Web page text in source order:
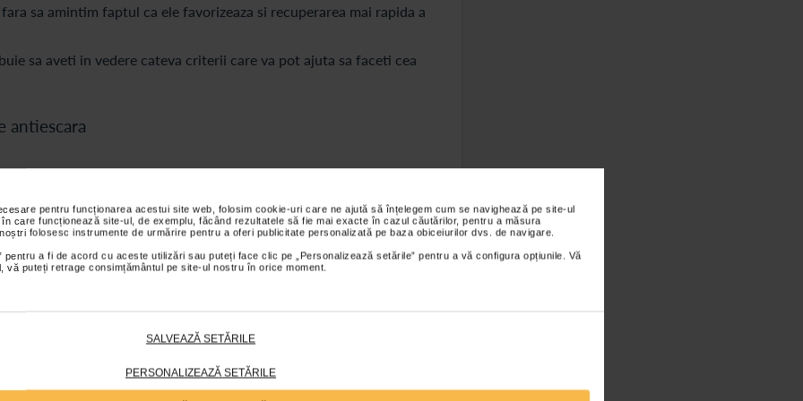
pentru funcționarea acestui site web, folosim cookie-uri care ne ajută să înțelegem cum se navighează pe site-ul
care funcționează site-ul, de exemplu, făcând rezultatele să fie mai exacte în cazul căutărilor, pentru a măsura
folosesc instrumente de urmărire pentru a oferi publicitate personalizată pe baza obiceiurilor dvs. de navigare.
pentru a fi de acord cu aceste utilizări sau puteți face clic pe „Personalizează setările” pentru a vă configura opțiunile. Vă
puteți retrage consimțământul pe site-ul nostru în orice moment.
SALVEAZĂ SETĂRILE
PERSONALIZEAZĂ SETĂRILE
sa amintim faptul ca ele favorizeaza si recuperarea mai rapida a
sa aveti in vedere cateva criterii care va pot ajuta sa faceti cea
antiescara
unei documentari temeinice. In plus, asa cum aminteam
cont.
active(de tip fagure sau tubulare).
pat normal si sunt indicate mai ales pentru ingrijirea la domiciliu.
sunt ideale atat pentru a preveni aparitia escarelor, cat si